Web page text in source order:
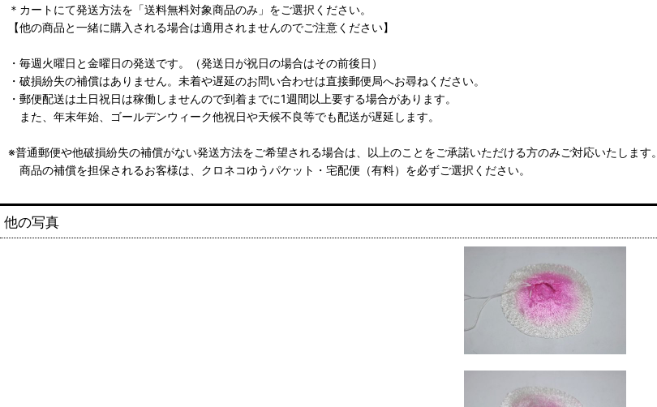
＊カートにて発送方法を「送料無料対象商品のみ」をご選択ください。
【他の商品と一緒に購入される場合は適用されませんのでご注意ください】
・毎週火曜日と金曜日の発送です。（発送日が祝日の場合はその前後日）
・破損紛失の補償はありません。未着や遅延のお問い合わせは直接郵便局へお尋ねください。
・郵便配送は土日祝日は稼働しませんので到着までに1週間以上要する場合があります。
また、年末年始、ゴールデンウィーク他祝日や天候不良等でも配送が遅延します。
※普通郵便や他破損紛失の補償がない発送方法をご希望される場合は、以上のことをご承諾いただける方のみご対応いたします。
商品の補償を担保されるお客様は、クロネコゆうパケット・宅配便（有料）を必ずご選択ください。
他の写真